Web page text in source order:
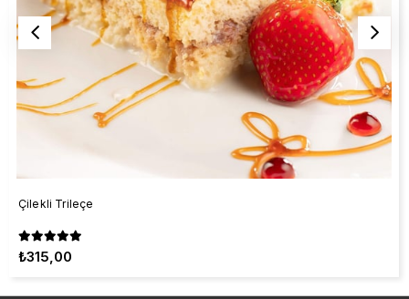
Çilekli Trileçe
₺315,00